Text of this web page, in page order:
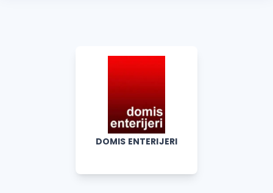
DOMIS ENTERIJERI